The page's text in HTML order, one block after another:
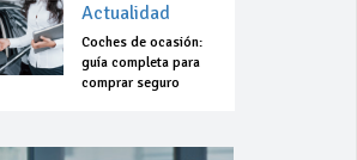
Actualidad
Coches de ocasión:
guía completa para
comprar seguro